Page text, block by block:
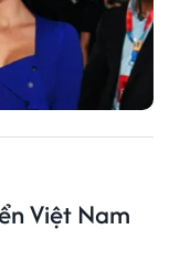
Việt Nam